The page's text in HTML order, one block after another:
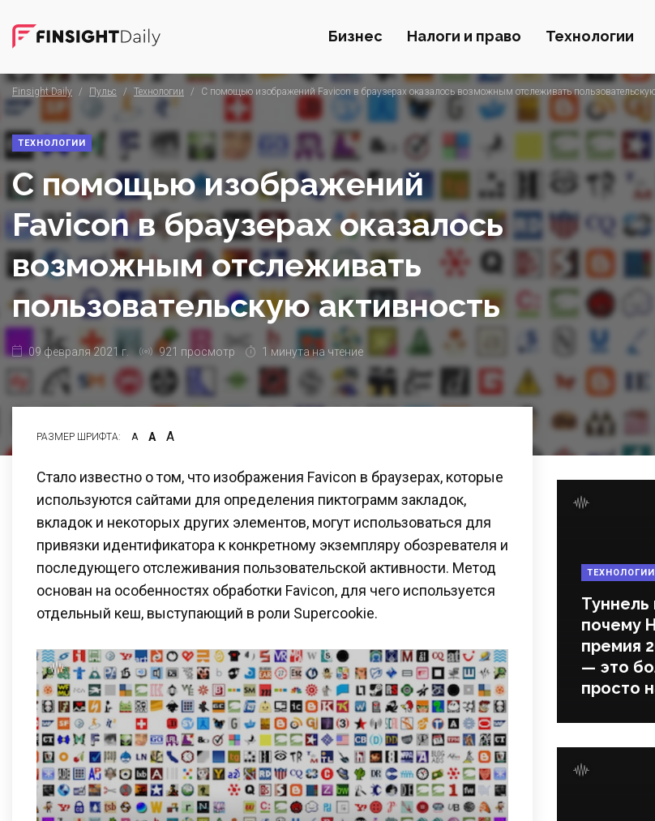
Бизнес Налоги и право Технологии
Finsight Daily / Пульс / Технологии / С помощью изображений Favicon в браузерах оказалось возможным отслеживать
ТЕХНОЛОГИИ
С помощью изображений
Favicon в браузерах оказалось
возможным отслеживать
пользовательскую активность
09 февраля 2021 г. 921 просмотр 1 минута на чтение
РАЗМЕР ШРИФТА: А А А
Стало известно о том, что изображения Favicon в браузерах, которые
используются сайтами для определения пиктограмм закладок,
вкладок и некоторых других элементов, могут использоваться для
привязки идентификатора к конкретному экземпляру обозревателя и
последующего отслеживания пользовательской активности. Метод
основан на особенностях обработки Favicon, для чего используется
отдельный кеш, выступающий в роли Supercookie.
ТЕХНОЛОГИИ
почему
премия
— это
просто